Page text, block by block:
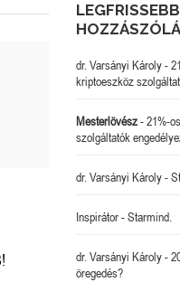
LEGFRISSEBB
dr. Varsányi Károly-
kriptoeszköz
Mesterlövész-21%-
szolgáltatók
dr. Varsányi Károly-
Inspirátor-Starmind.
dr. Varsányi Károly-
öregedés?